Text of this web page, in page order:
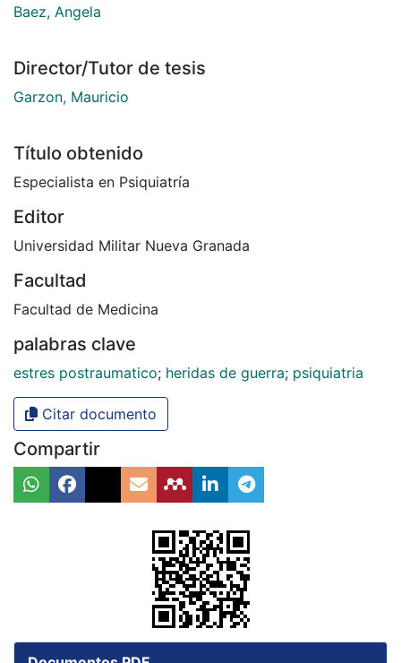
Baez, Angela
Director/Tutor de tesis
Garzon, Mauricio
Título obtenido
Especialista en Psiquiatría
Editor
Universidad Militar Nueva Granada
Facultad
Facultad de Medicina
palabras clave
estres postraumatico; heridas de guerra; psiquiatria
Citar documento
Compartir